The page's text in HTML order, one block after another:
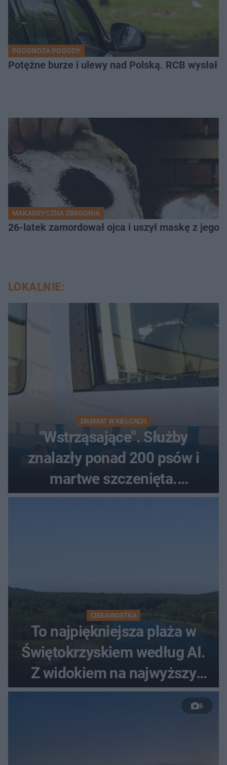
PROGNOZA POGODY
Potężne burze i ulewy nad Polską. RCB
MAKABRYCZNA ZBRODNIA
26-latek zamordował ojca i uszył maskę z
LOKALNIE:
DRAMAT W KIELCACH
"Wstrząsające". Służby
znalazły ponad 200 psów i
martwe szczenięta.
Zatrzymano 35-latka
CIEKAWOSTKA
To najpiękniejsza plaża w
Świętokrzyskiem według AI.
Z widokiem na najwyższy
szczyt Gór Świętokrzyskich
6